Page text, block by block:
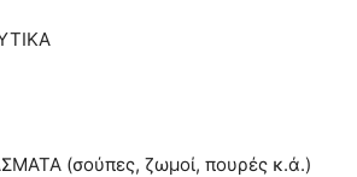
(σούπες, ζωμοί, πουρές κ.ά.)